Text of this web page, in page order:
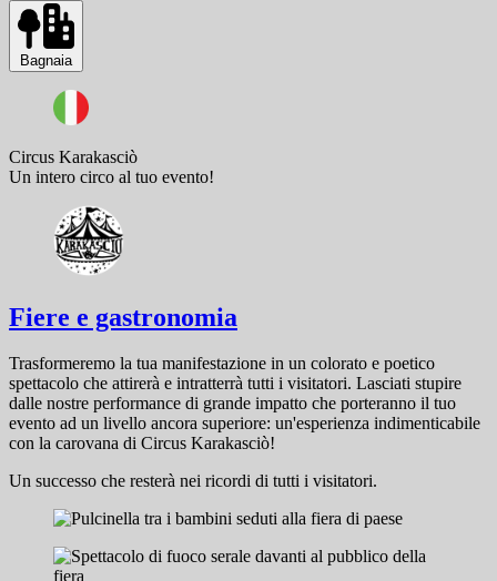
Bagnaia
Circus Karakasciò
Un intero circo al tuo evento!
Fiere e gastronomia
Trasformeremo la tua manifestazione in un colorato e poetico
spettacolo che attirerà e intratterrà tutti i visitatori. Lasciati stupire
dalle nostre performance di grande impatto che porteranno il tuo
evento ad un livello ancora superiore: un'esperienza indimenticabile
con la carovana di Circus Karakasciò!
Un successo che resterà nei ricordi di tutti i visitatori.